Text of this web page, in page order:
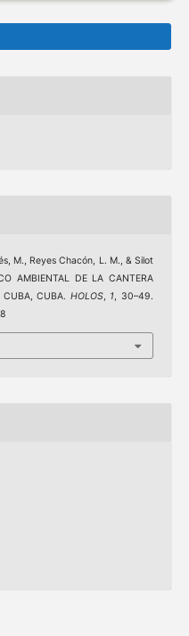
M., Reyes Chacón, L. M., & Silot
AMBIENTAL DE LA CANTERA
CUBA, CUBA. HOLOS, 1 , 30–49.